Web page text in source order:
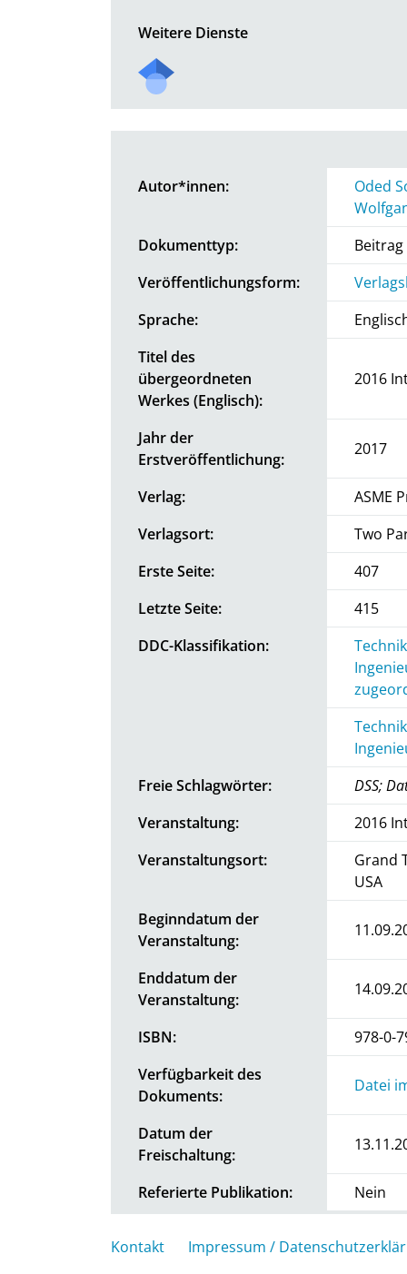
Weitere Dienste
Autor*innen:
Oded
Dokumenttyp:
Veröffentlichungsform:
Sprache:
Titel des
übergeordneten
Werkes (Englisch):
2016
Jahr der
Erstveröffentlichung:
2017
Verlag:
ASME
Verlagsort:
Two
Erste Seite:
407
Letzte Seite:
415
DDC-Klassifikation:
Freie Schlagwörter:
DSS;
Veranstaltung:
2016
Veranstaltungsort:
Grand
USA
Beginndatum der
Veranstaltung:
Enddatum der
Veranstaltung:
ISBN:
978-0-
Verfügbarkeit des
Dokuments:
Datei
Datum der
Freischaltung:
Referierte Publikation: Nein
Kontakt Impressum /